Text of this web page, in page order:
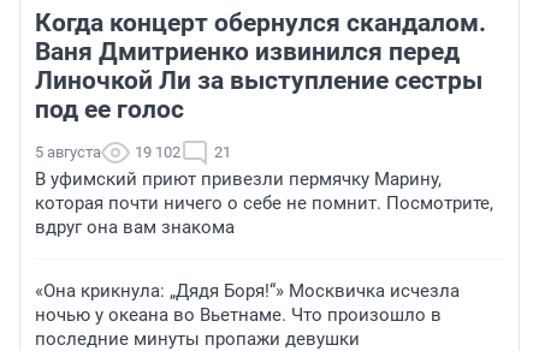
Когда концерт обернулся скандалом.
Ваня Дмитриенко извинился перед
Линочкой Ли за выступление сестры
под ее голос
5 августа 19 102 21
В уфимский приют привезли пермячку Марину,
которая почти ничего о себе не помнит. Посмотрите,
вдруг она вам знакома
«Она крикнула: „Дядя Боря!“» Москвичка исчезла
ночью у океана во Вьетнаме. Что произошло в
последние минуты пропажи девушки